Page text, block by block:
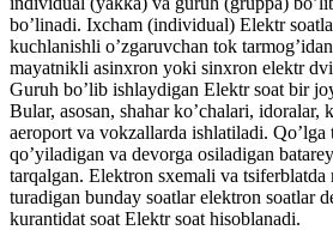
bo’linadi. Ixcham (individual) Elektr
kuchlanishli o’zgaruvchan tok
mayatnikli asinxron yoki sinxron elektr
Guruh bo’lib ishlaydigan Elektr soat bir
Bular, asosan, shahar ko’chalari, idoralar,
aeroport va vokzallarda ishlatiladi. Qo’lga
qo’yiladigan va devorga osiladigan
tarqalgan. Elektron sxemali va tsiferblatda
turadigan bunday soatlar elektron soatlar
kurantidat soat Elektr soat hisoblanadi.